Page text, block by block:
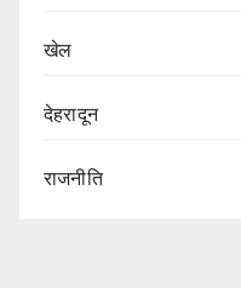
खेल
देहरादून
राजनीति